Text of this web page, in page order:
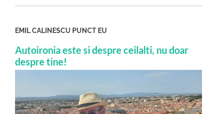
EMIL CALINESCU PUNCT EU
Autoironia este si despre ceilalti, nu doar
despre tine!